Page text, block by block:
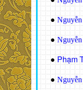
● Nguyễn
● Nguyễn
● Phạm
●